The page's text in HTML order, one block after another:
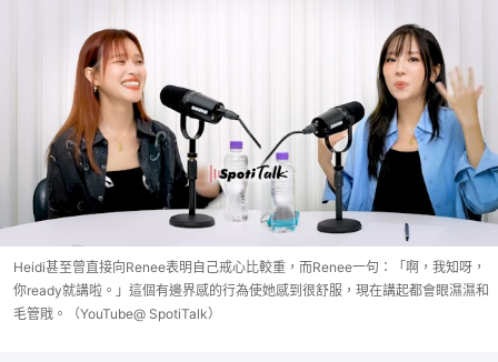
Heidi甚至曾直接向Renee表明自己戒心比較重，而Renee一句：「啊，我知呀，
你ready就講啦。」這個有邊界感的行為使她感到很舒服，現在講起都會眼濕濕和
毛管戙。（YouTube@ SpotiTalk）